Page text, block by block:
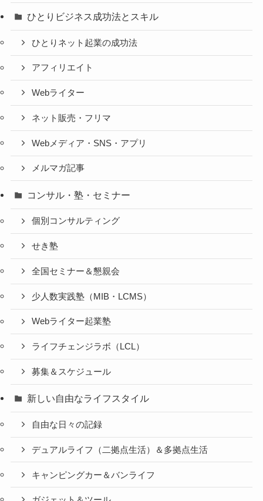
ひとりビジネス成功法とスキル
ひとりネット起業の成功法
アフィリエイト
Webライター
ネット販売・フリマ
Webメディア・SNS・アプリ
メルマガ記事
コンサル・塾・セミナー
個別コンサルティング
せき塾
全国セミナー＆懇親会
少人数実践塾（MIB・LCMS）
Webライター起業塾
ライフチェンジラボ（LCL）
募集＆スケジュール
新しい自由なライフスタイル
自由な日々の記録
デュアルライフ（二拠点生活）＆多拠点生活
キャンピングカー＆バンライフ